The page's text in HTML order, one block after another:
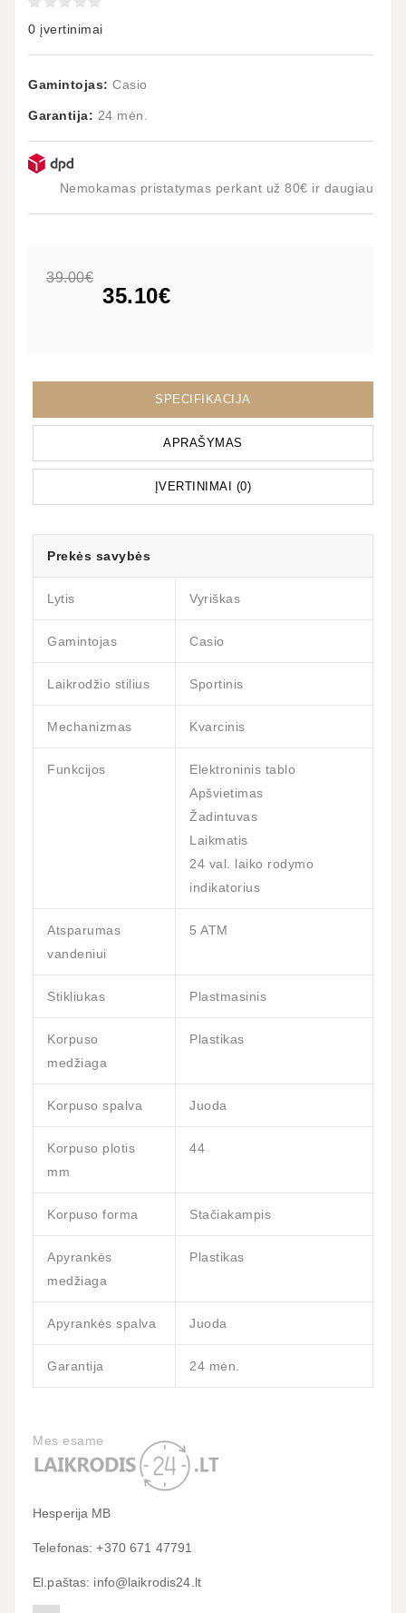
0 įvertinimai
Gamintojas: Casio
Garantija: 24 mėn.
Nemokamas pristatymas perkant už 80€ ir daugiau
39.00€
35.10€
SPECIFIKACIJA
APRAŠYMAS
ĮVERTINIMAI (0)
Prekės savybės
Lytis Vyriškas
Gamintojas Casio
Laikrodžio stilius Sportinis
Mechanizmas Kvarcinis
Funkcijos
Elektroninis tablo
Apšvietimas
Žadintuvas
Laikmatis
24 val. laiko rodymo
indikatorius
Atsparumas
vandeniui
5 ATM
Stikliukas Plastmasinis
Korpuso
medžiaga
Plastikas
Korpuso spalva Juoda
Korpuso plotis
mm
44
Korpuso forma Stačiakampis
Apyrankės
medžiaga
Plastikas
Apyrankės spalva Juoda
Garantija 24 mėn.
Mes esame
Hesperija MB
Telefonas: +370 671 47791
El.paštas: info@laikrodis24.lt